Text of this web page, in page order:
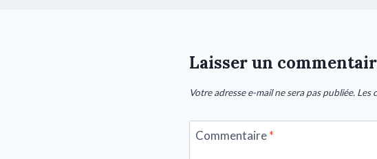
Laisser un
Votre adresse e-mail ne sera pas publiée. Les
Commentaire*